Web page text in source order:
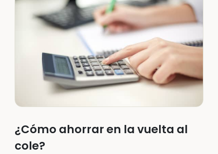
¿Cómo ahorrar en la vuelta al
cole?